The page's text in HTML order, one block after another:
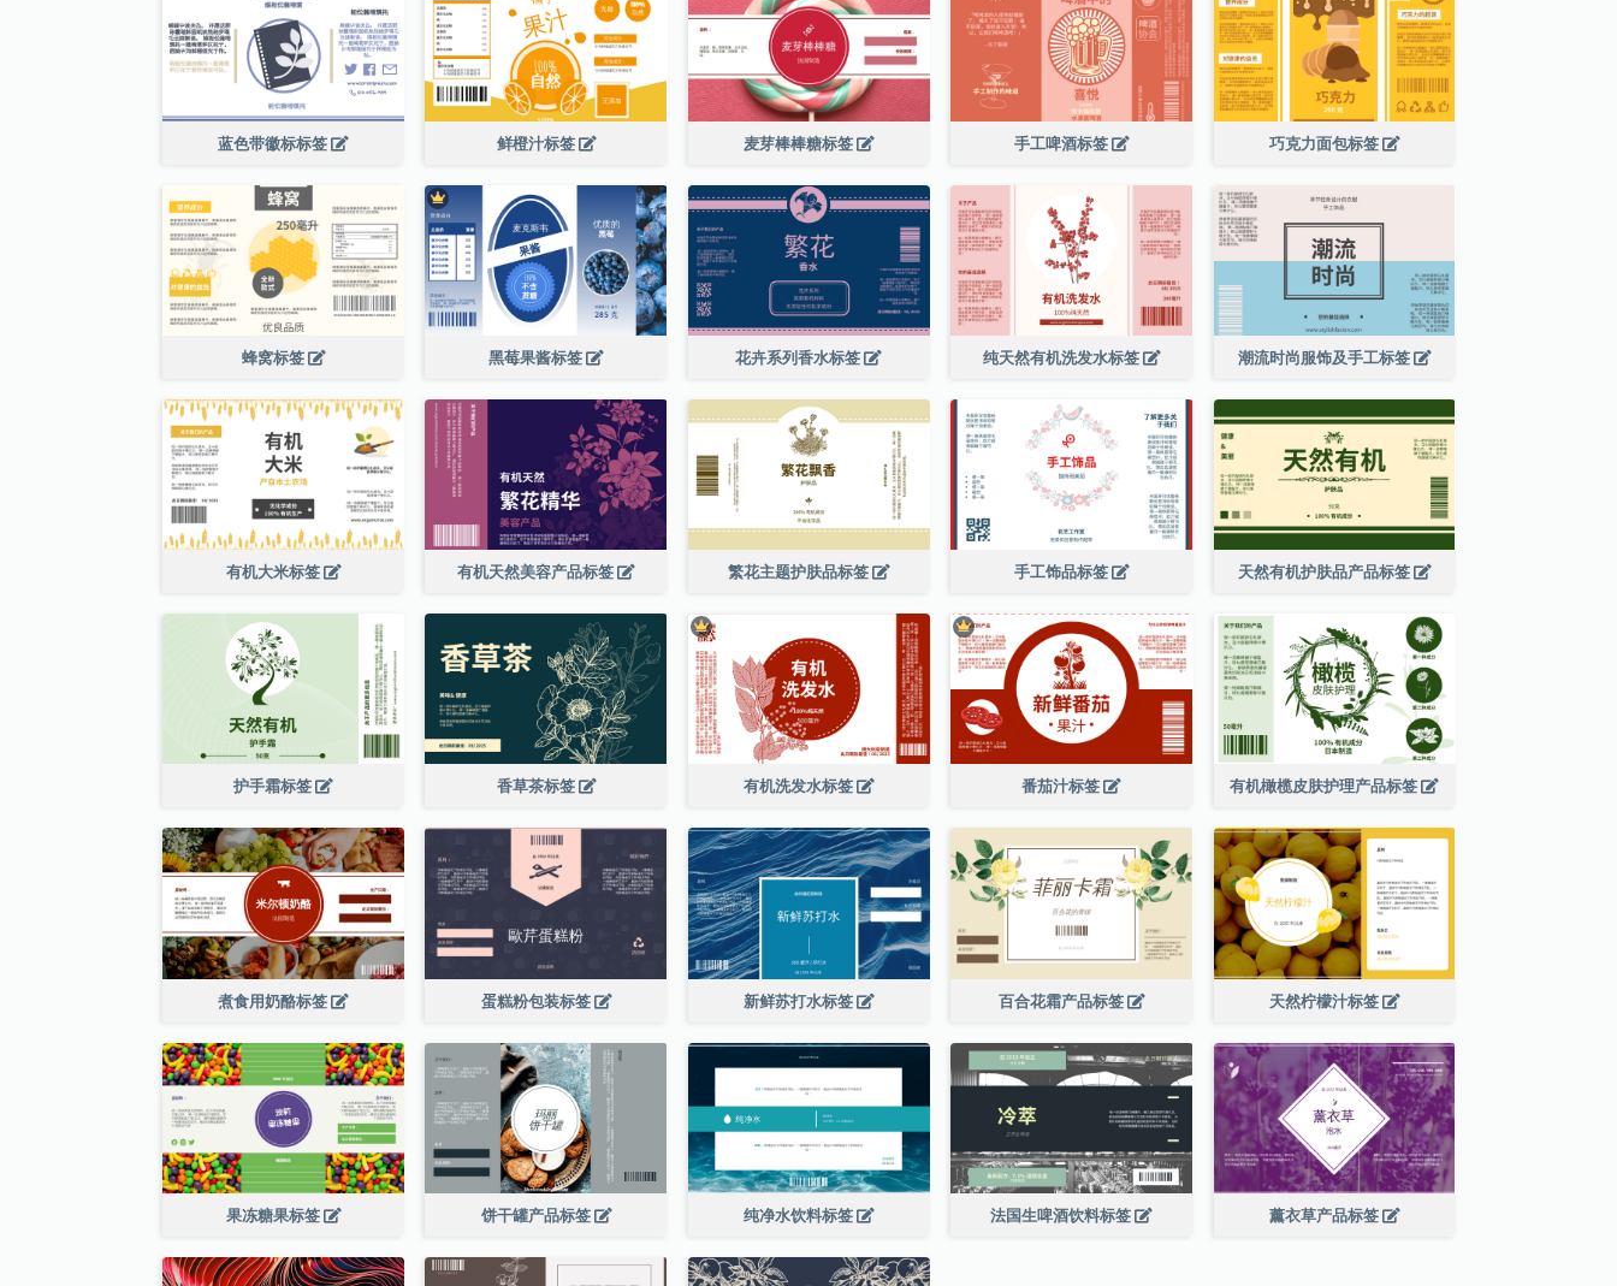
蓝色带徽标标签 鲜橙汁标签 麦芽棒棒糖标签 手工啤酒标签 巧克力面包标签
蜂窝标签 黑莓果酱标签 花卉系列香水标签 纯天然有机洗发水标签 潮流时尚服饰及手工标签
有机大米标签 有机天然美容产品标签 繁花主题护肤品标签 手工饰品标签 天然有机护肤品产品标签
护手霜标签 香草茶标签 有机洗发水标签 番茄汁标签 有机橄榄皮肤护理产品标签
煮食用奶酪标签 蛋糕粉包装标签 新鲜苏打水标签 百合花霜产品标签 天然柠檬汁标签
果冻糖果标签 饼干罐产品标签 纯净水饮料标签 法国生啤酒饮料标签 薰衣草产品标签